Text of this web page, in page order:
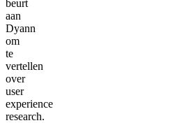
beurt
aan
Dyann
om
te
vertellen
over
user
experience
research.